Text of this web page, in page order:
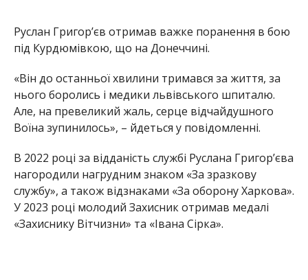
Руслан Григор’єв отримав важке поранення в бою
під Курдюмівкою, що на Донеччині.
«Він до останньої хвилини тримався за життя, за
нього боролись і медики львівського шпиталю.
Але, на превеликий жаль, серце відчайдушного
Воїна зупинилось», – йдеться у повідомленні.
В 2022 році за відданість службі Руслана Григор’єва
нагородили нагрудним знаком «За зразкову
службу», а також відзнаками «За оборону Харкова».
У 2023 році молодий Захисник отримав медалі
«Захиснику Вітчизни» та «Івана Сірка».